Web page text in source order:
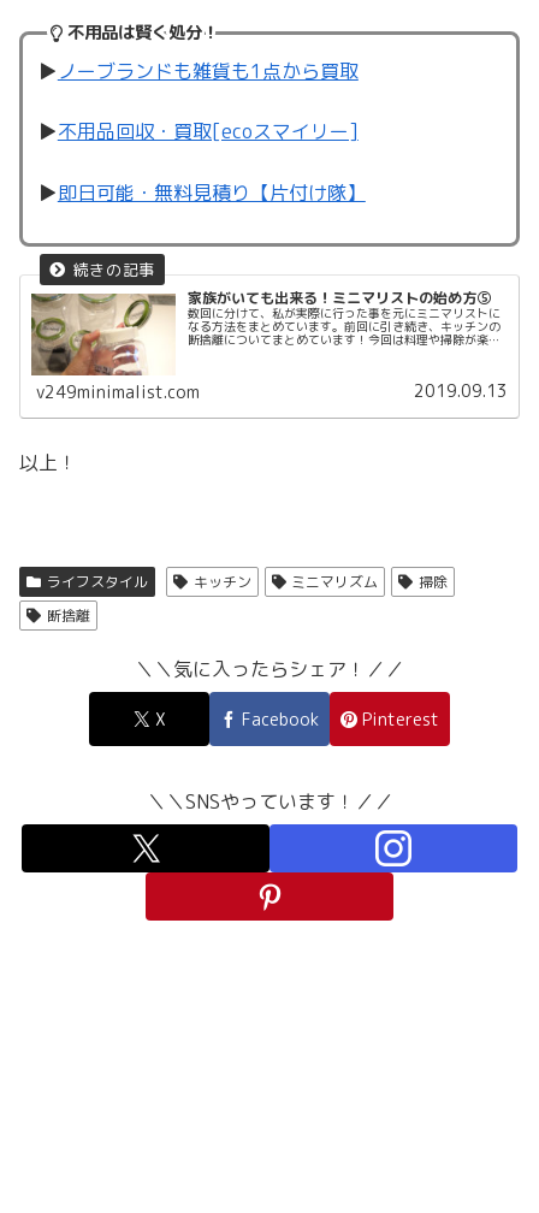
不用品は賢く処分！
▶︎ノーブランドも雑貨も1点から買取
▶︎不用品回収・買取[ecoスマイリー]
▶︎即日可能・無料見積り【片付け隊】
家族がいても出来る！ミニマリストの始め方⑤
数回に分けて、私が実際に行った事を元にミニマリストに
なる方法をまとめています。前回に引き続き、キッチンの
断捨離についてまとめています！今回は料理や掃除が楽に
v249minimalist.com 2019.09.13
以上！
ライフスタイル キッチン ミニマリズム
掃除
断捨離
＼＼気に入ったらシェア！／／
X Facebook Pinterest
＼＼SNSやっています！／／